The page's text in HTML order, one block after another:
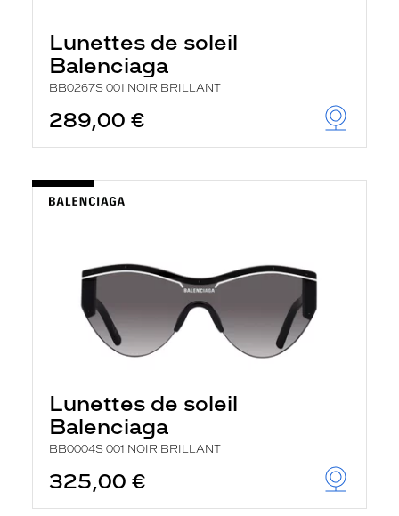
Lunettes de soleil
Balenciaga
BB0267S 001 NOIR BRILLANT
289,00 €
Lunettes de soleil
Balenciaga
BB0004S 001 NOIR BRILLANT
325,00 €